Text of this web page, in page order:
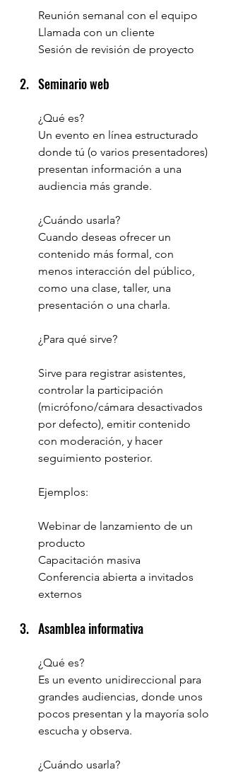
Reunión semanal con el equipo
Llamada con un cliente
Sesión de revisión de proyecto
Seminario web
¿Qué es?
Un evento en línea estructurado
donde tú (o varios presentadores)
presentan información a una
audiencia más grande.
¿Cuándo usarla?
Cuando deseas ofrecer un
contenido más formal, con
menos interacción del público,
como una clase, taller, una
presentación o una charla.
¿Para qué sirve?
Sirve para registrar asistentes,
controlar la participación
(micrófono/cámara desactivados
por defecto), emitir contenido
con moderación, y hacer
seguimiento posterior.
Ejemplos:
Webinar de lanzamiento de un
producto
Capacitación masiva
Conferencia abierta a invitados
externos
Asamblea informativa
¿Qué es?
Es un evento unidireccional para
grandes audiencias, donde unos
pocos presentan y la mayoría solo
escucha y observa.
¿Cuándo usarla?